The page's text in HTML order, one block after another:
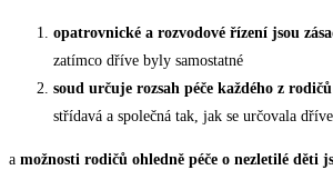
opatrovnické a rozvodové řízení jsou
zatímco dříve byly samostatné
soud určuje rozsah péče každého z rodičů
střídavá a společná tak, jak se určovala dříve
a možnosti rodičů ohledně péče o nezletilé děti